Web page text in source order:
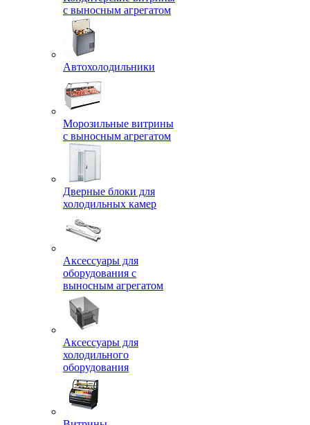
с выносным агрегатом
Автохолодильники
Морозильные витрины
с выносным агрегатом
Дверные блоки для
холодильных камер
Аксессуары для
оборудования с
выносным агрегатом
Аксессуары для
холодильного
оборудования